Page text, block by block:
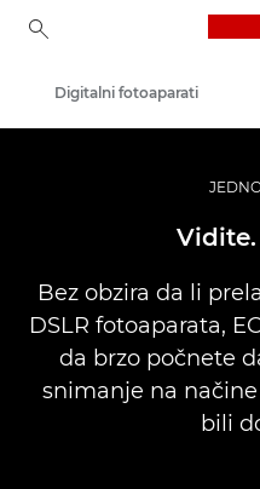
Digitalni fotoaparati
Bez obzira da li
DSLR fotoaparata,
da brzo počnete
snimanje na
bili